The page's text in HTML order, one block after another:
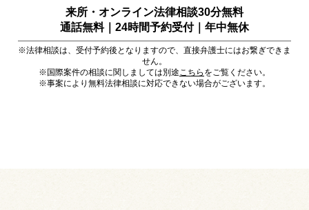
来所・オンライン法律相談30分無料
通話無料｜24時間予約受付｜ 年中無休
※法律相談は、受付予約後となりますので、直接弁護士にはお繋ぎできま
せん。
※国際案件の相談に関しましては別途こちら をご覧ください。
※事案により無料法律相談に対応できない場合がございます。